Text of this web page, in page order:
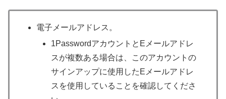
電子メールアドレス。
1PasswordアカウントとEメールアドレ
スが複数ある場合は、このアカウントの
サインアップに使用したEメールアドレ
スを使用していることを確認してくださ